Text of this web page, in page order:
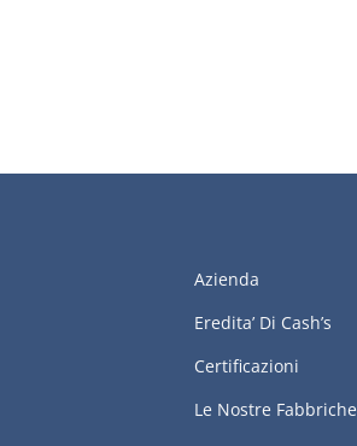
Azienda
Eredita’ Di Cash’s
Certificazioni
Le Nostre Fabbriche